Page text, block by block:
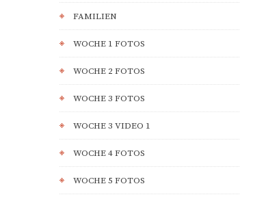
FAMILIEN
WOCHE 1 FOTOS
WOCHE 2 FOTOS
WOCHE 3 FOTOS
WOCHE 3 VIDEO 1
WOCHE 4 FOTOS
WOCHE 5 FOTOS